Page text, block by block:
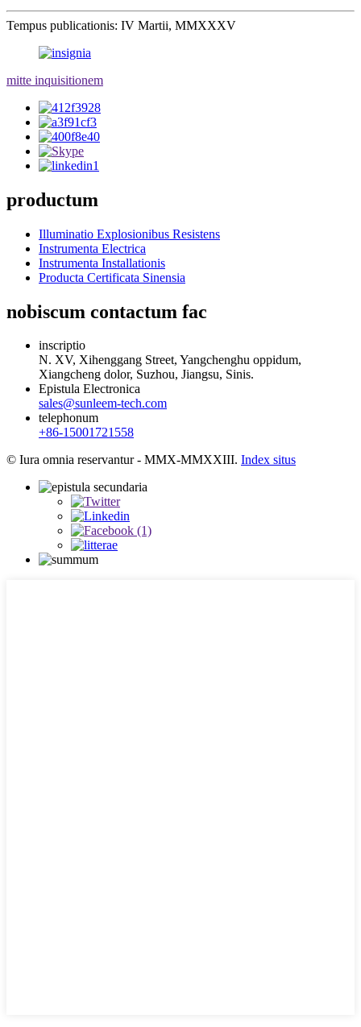
Tempus publicationis: IV Martii, MMXXXV
mitte inquisitionem
productum
Illuminatio Explosionibus Resistens
Instrumenta Electrica
Instrumenta Installationis
Producta Certificata Sinensia
nobiscum contactum fac
inscriptio
N. XV, Xihenggang Street, Yangchenghu oppidum,
Xiangcheng dolor, Suzhou, Jiangsu, Sinis.
Epistula Electronica
sales@sunleem-tech.com
telephonum
+86-15001721558
© Iura omnia reservantur - MMX-MMXXIII. Index situs